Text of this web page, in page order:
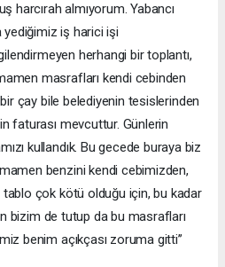
harcırah almıyorum. Yabancı
iş harici işi
herhangi bir toplantı,
masrafları kendi cebinden
çay bile belediyenin tesislerinden
faturası mevcuttur. Günlerin
kullandık. Bu gecede buraya biz
benzini kendi cebimizden,
tablo çok kötü olduğu için, bu kadar
bizim de tutup da bu masrafları
benim açıkçası zoruma gitti’’